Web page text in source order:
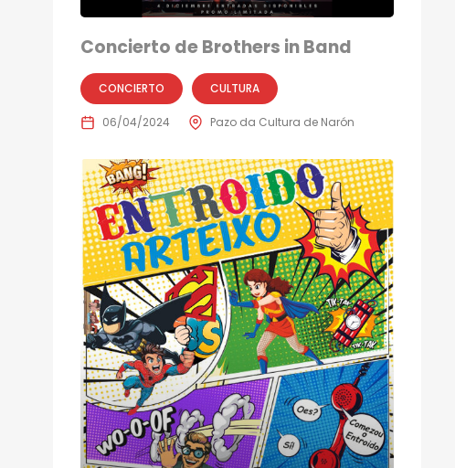
Concierto de Brothers in Band
CONCIERTO CULTURA
06/04/2024 Pazo da Cultura de Narón